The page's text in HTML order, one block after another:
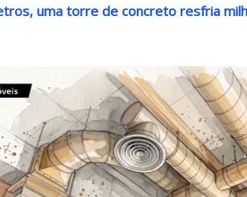
uma torre de concreto resfria